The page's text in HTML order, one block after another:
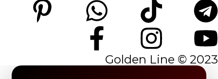
2023 © Golden Line